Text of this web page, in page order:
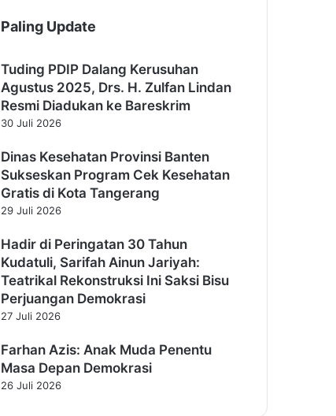
Paling Update
Tuding PDIP Dalang Kerusuhan
Agustus 2025, Drs. H. Zulfan Lindan
Resmi Diadukan ke Bareskrim
30 Juli 2026
Dinas Kesehatan Provinsi Banten
Sukseskan Program Cek Kesehatan
Gratis di Kota Tangerang
29 Juli 2026
Hadir di Peringatan 30 Tahun
Kudatuli, Sarifah Ainun Jariyah:
Teatrikal Rekonstruksi Ini Saksi Bisu
Perjuangan Demokrasi
27 Juli 2026
Farhan Azis: Anak Muda Penentu
Masa Depan Demokrasi
26 Juli 2026